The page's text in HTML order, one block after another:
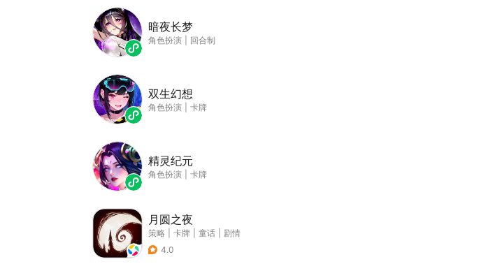
暗夜长梦
角色扮演 回合制
双生幻想
角色扮演 卡牌
精灵纪元
角色扮演 卡牌
月圆之夜
策略 卡牌 童话
剧情
4.0